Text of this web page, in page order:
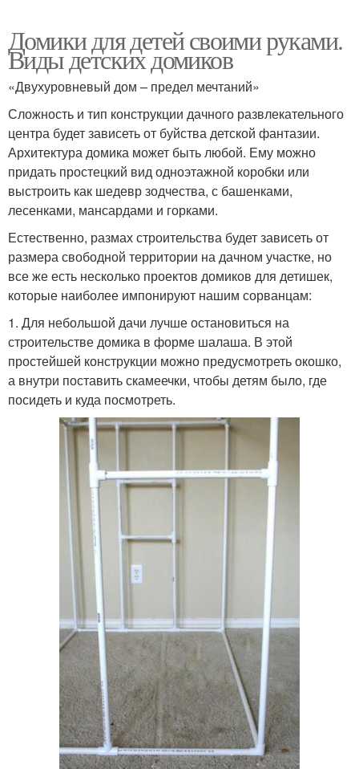
Домики для детей своими руками.
Виды детских домиков
«Двухуровневый дом – предел мечтаний»
Сложность и тип конструкции дачного развлекательного
центра будет зависеть от буйства детской фантазии.
Архитектура домика может быть любой. Ему можно
придать простецкий вид одноэтажной коробки или
выстроить как шедевр зодчества, с башенками,
лесенками, мансардами и горками.
Естественно, размах строительства будет зависеть от
размера свободной территории на дачном участке, но
все же есть несколько проектов домиков для детишек,
которые наиболее импонируют нашим сорванцам:
1. Для небольшой дачи лучше остановиться на
строительстве домика в форме шалаша. В этой
простейшей конструкции можно предусмотреть окошко,
а внутри поставить скамеечки, чтобы детям было, где
посидеть и куда посмотреть.